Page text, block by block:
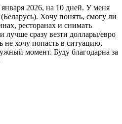
2026, на 10 дней. У меня
Хочу понять, смогу ли
ресторанах и снимать
лучше сразу везти доллары/евро
хочу попасть в ситуацию,
момент. Буду благодарна за